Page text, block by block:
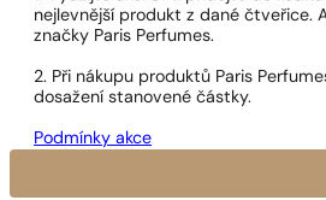
nejlevnější produkt z dané čtveřice.
značky Paris Perfumes.
2. Při nákupu produktů Paris
dosažení stanovené částky.
Podmínky akce